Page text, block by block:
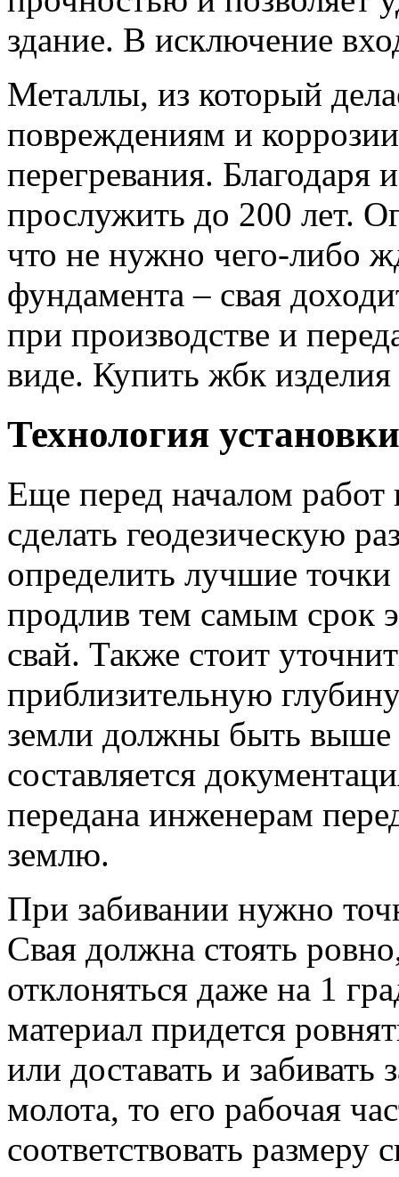
здание. В исключение
Металлы, из который
повреждениям и
перегревания. Благодаря
прослужить до 200 лет.
что не нужно чего-либо
фундамента – свая
при производстве и
виде. Купить жбк
Технология установки
Еще перед началом работ
сделать геодезическую
определить лучшие
продлив тем самым срок
свай. Также стоит
приблизительную
земли должны быть выше
составляется
передана инженерам
землю.
При забивании нужно
Свая должна стоять
отклоняться даже на 1
материал придется
или доставать и забивать
молота, то его рабочая
соответствовать размеру